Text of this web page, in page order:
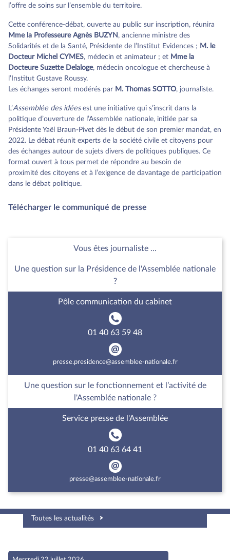
l’offre de soins sur l’ensemble du territoire.
Cette conférence-débat, ouverte au public sur inscription, réunira
Mme la Professeure Agnès BUZYN , ancienne ministre des
Solidarités et de la Santé, Présidente de l’Institut Evidences ; M. le
Docteur Michel CYMES, médecin et animateur ; et Mme la
Docteure Suzette Delaloge, médecin oncologue et chercheuse à
l’Institut Gustave Roussy.
Les échanges seront modérés par M. Thomas SOTTO, journaliste.
L’Assemblée des idéesest une initiative qui s’inscrit dans la
politique d’ouverture de l’Assemblée nationale, initiée par sa
Présidente Yaël Braun-Pivet dès le début de son premier mandat, en
2022. Le débat réunit experts de la société civile et citoyens pour
des échanges autour de sujets divers de politiques publiques. Ce
format ouvert à tous permet de répondre au besoin de
proximité des citoyens et à l’exigence de davantage de participation
dans le débat politique.
Télécharger le communiqué de presse
Vous êtes journaliste ...
Une question sur la Présidence de l'Assemblée nationale
?
Pôle communication du cabinet
01 40 63 59 48
presse.presidence@assemblee-nationale.fr
Une question sur le fonctionnement et l’activité de
l'Assemblée nationale ?
Service presse de l'Assemblée
01 40 63 64 41
presse@assemblee-nationale.fr
Toutes les actualités